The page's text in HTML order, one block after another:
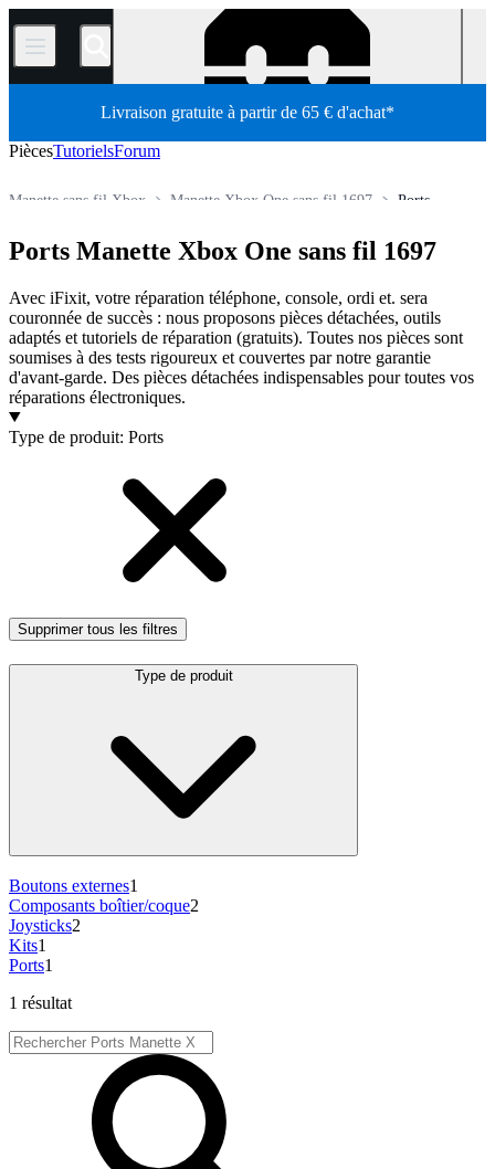
/
Livraison gratuite à partir de 65 € d'achat*
PiècesTutorielsForum
Ports
Manette Xbox One sans fil 1697
Manette sans fil Xbox
Pièces détachées
Boutique
Ports Manette Xbox One sans fil 1697
Avec iFixit, votre réparation téléphone, console, ordi et. sera
couronnée de succès : nous proposons pièces détachées, outils
adaptés et tutoriels de réparation (gratuits). Toutes nos pièces sont
soumises à des tests rigoureux et couvertes par notre garantie
d'avant-garde. Des pièces détachées indispensables pour toutes vos
réparations électroniques.
Produits
Type de produit: Ports
Supprimer tous les filtres
Type de produit
Boutons externes1
Composants boîtier/coque2
Joysticks2
Kits1
Ports1
1 résultat